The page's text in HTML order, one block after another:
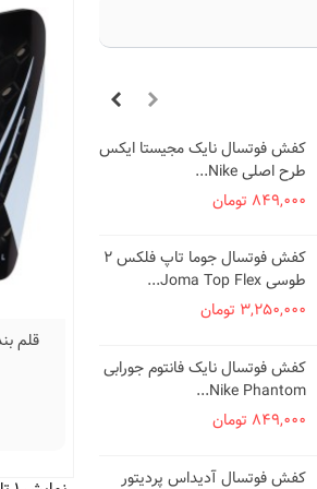
کفش فوتسال نایک مجیستا ایکس
طرح اصلی Nike...
849,000 تومان
کفش فوتسال جوما تاپ فلکس 2
طوسی Joma Top Flex...
3,250,000 تومان
کفش فوتسال نایک فانتوم جورابی
Nike Phantom...
849,000 تومان
کفش فوتسال آدیداس پردیتور